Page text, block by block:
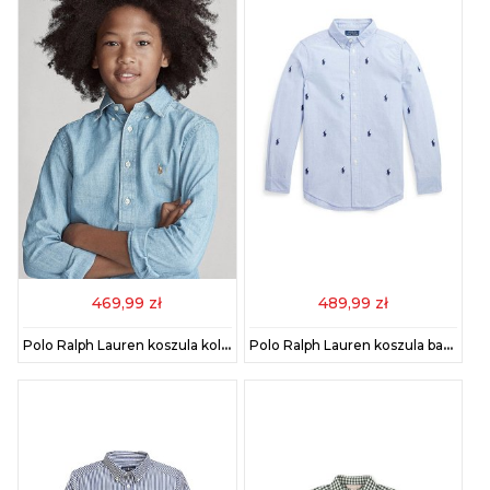
469,99 zł
Polo Ralph Lauren koszula kolor niebieski 323703283001
489,99 zł
Polo Ralph Lauren koszula bawełniana dziecięca kolor niebieski 323878876001